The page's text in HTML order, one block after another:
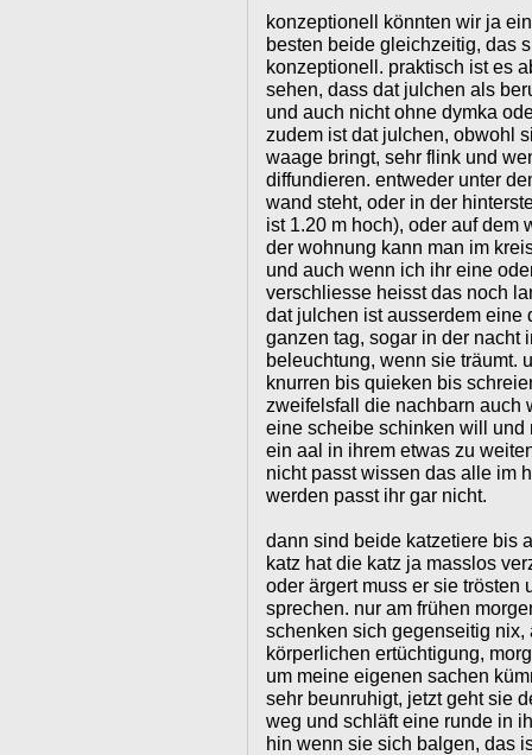
konzeptionell könnten wir ja
besten beide gleichzeitig, das
konzeptionell. praktisch ist es
sehen, dass dat julchen als
und auch nicht ohne dymka
zudem ist dat julchen, obwohl
waage bringt, sehr flink und
diffundieren. entweder unter
wand steht, oder in der
ist 1.20 m hoch), oder auf dem
der wohnung kann man im
und auch wenn ich ihr eine
verschliesse heisst das noch
dat julchen ist ausserdem eine
ganzen tag, sogar in der nacht
beleuchtung, wenn sie träumt.
knurren bis quieken bis
zweifelsfall die nachbarn auch
eine scheibe schinken will und
ein aal in ihrem etwas zu
nicht passt wissen das alle im
werden passt ihr gar nicht.
dann sind beide katzetiere bis
katz hat die katz ja masslos
oder ärgert muss er sie trösten
sprechen. nur am frühen
schenken sich gegenseitig
körperlichen ertüchtigung,
um meine eigenen sachen
sehr beunruhigt, jetzt geht sie
weg und schläft eine runde in
hin wenn sie sich balgen, das